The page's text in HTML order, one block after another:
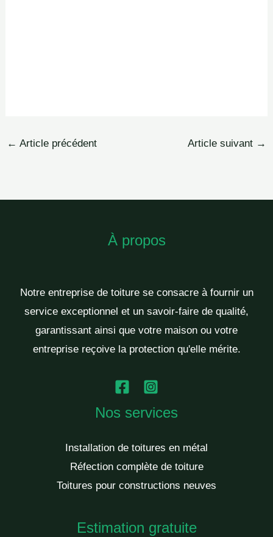
← Article précédent Article suivant →
À propos
Notre entreprise de toiture se consacre à fournir un
service exceptionnel et un savoir-faire de qualité,
garantissant ainsi que votre maison ou votre
entreprise reçoive la protection qu'elle mérite.
Nos services
Installation de toitures en métal
Réfection complète de toiture
Toitures pour constructions neuves
Estimation gratuite